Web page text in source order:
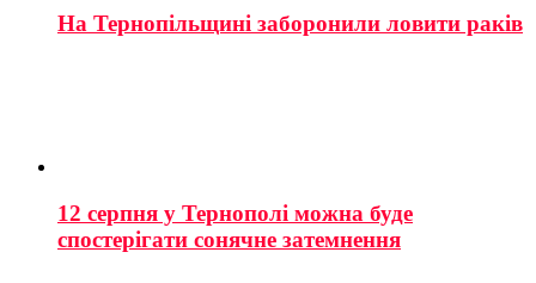
На Тернопільщині заборонили ловити раків
12 серпня у Тернополі можна буде
спостерігати сонячне затемнення